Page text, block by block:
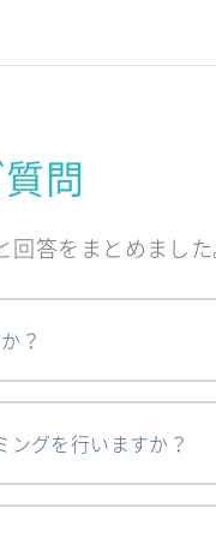
問
回答をまとめまし
？
ングを行いますか？